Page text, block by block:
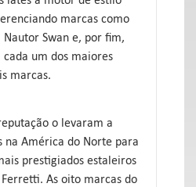
marcas como
Nautor Swan e, por fim,
um dos maiores
marcas.
o levaram a
na América do Norte para
prestigiados estaleiros
As oito marcas do